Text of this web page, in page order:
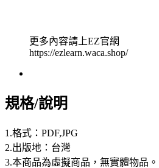
更多內容請上EZ官網
https://ezlearn.waca.shop/
規格/說明
1.格式：PDF,JPG
2.出版地：台灣
3.本商品為虛擬商品，無實體物品。